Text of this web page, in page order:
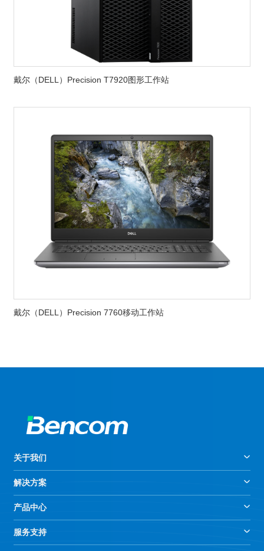
戴尔（DELL）Precision T7920图形工作站
戴尔（DELL）Precision 7760移动工作站
关于我们
解决方案
产品中心
服务支持